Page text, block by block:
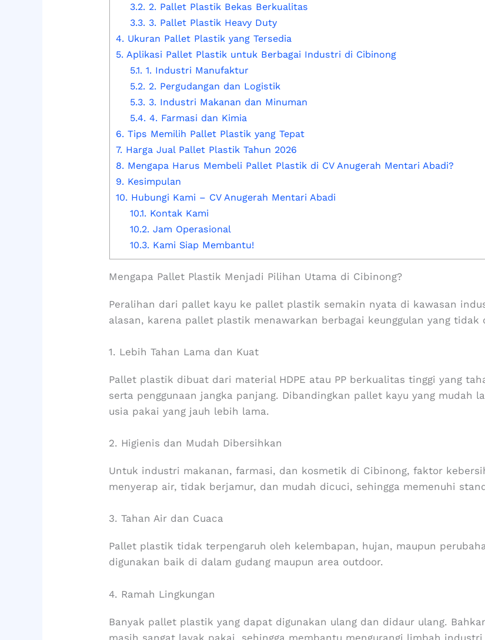
3.2. 2. Pallet Plastik Bekas Berkualitas
3.3. 3. Pallet Plastik Heavy Duty
4. Ukuran Pallet Plastik yang Tersedia
5. Aplikasi Pallet Plastik untuk Berbagai Industri di Cibinong
5.1. 1. Industri Manufaktur
5.2. 2. Pergudangan dan Logistik
5.3. 3. Industri Makanan dan Minuman
5.4. 4. Farmasi dan Kimia
6. Tips Memilih Pallet Plastik yang Tepat
7. Harga Jual Pallet Plastik Tahun 2026
8. Mengapa Harus Membeli Pallet Plastik di CV Anugerah Mentari Abadi?
9. Kesimpulan
10. Hubungi Kami – CV Anugerah Mentari Abadi
10.1. Kontak Kami
10.2. Jam Operasional
10.3. Kami Siap Membantu!
Mengapa Pallet Plastik Menjadi Pilihan Utama di Cibinong?
Peralihan dari pallet kayu ke pallet plastik semakin nyata di kawasan
alasan, karena pallet plastik menawarkan berbagai keunggulan yang
1. Lebih Tahan Lama dan Kuat
Pallet plastik dibuat dari material HDPE atau PP berkualitas tinggi yang
serta penggunaan jangka panjang. Dibandingkan pallet kayu yang mudah
usia pakai yang jauh lebih lama.
2. Higienis dan Mudah Dibersihkan
Untuk industri makanan, farmasi, dan kosmetik di Cibinong, faktor
menyerap air, tidak berjamur, dan mudah dicuci, sehingga memenuhi
3. Tahan Air dan Cuaca
Pallet plastik tidak terpengaruh oleh kelembapan, hujan, maupun
digunakan baik di dalam gudang maupun area outdoor.
4. Ramah Lingkungan
Banyak pallet plastik yang dapat digunakan ulang dan didaur ulang.
masih sangat layak pakai, sehingga membantu mengurangi limbah industri.